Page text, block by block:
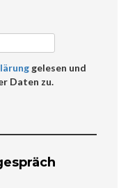
gelesen und
Daten zu.